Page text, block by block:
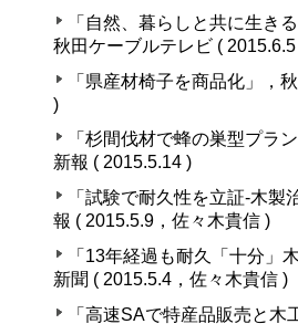
「自然、暮らしと共に生き
秋田ケーブルテレビ (
「県産材椅子を商品化」，
)
「杉間伐材で蜂の巣型プラ
新報 ( 2015.5.14 )
「試験で耐久性を立証-木製
報 ( 2015.5.9，佐々木貴信 )
「13年経過も耐久「十分」
新聞 ( 2015.5.4，佐々木貴信 )
「高速SAで特産品販売と木